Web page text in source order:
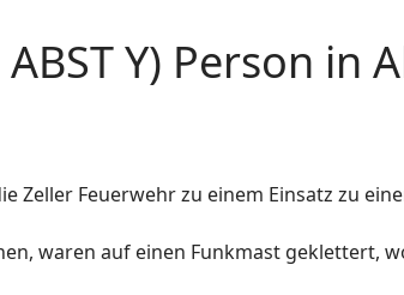
Y) Person in
Zeller Feuerwehr zu einem Einsatz zu
waren auf einen Funkmast geklettert,